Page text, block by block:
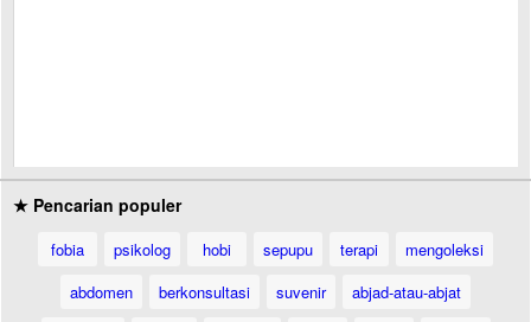
★ Pencarian populer
fobia psikolog hobi sepupu terapi
mengoleksi
abdomen
berkonsultasi suvenir
abjad-atau-abjat